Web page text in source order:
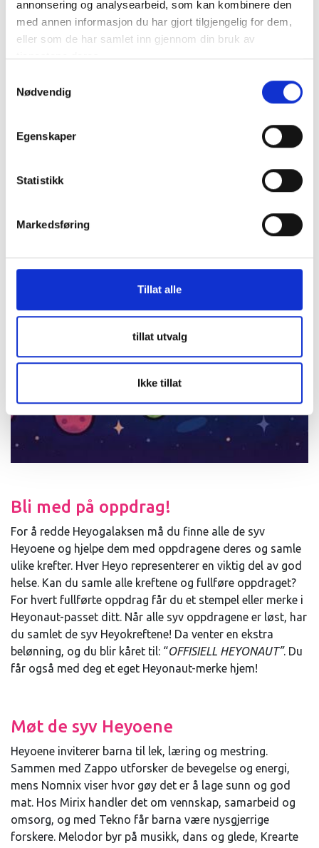
annonsering og analysearbeid, som kan kombinere den
med annen informasjon du har gjort tilgjengelig for dem,
eller som de har samlet inn gjennom din bruk av
tjenestene deres.
Nødvendig
Egenskaper
Statistikk
Markedsføring
Tillat alle
tillat utvalg
Ikke tillat
Bli med på oppdrag!
For å redde Heyogalaksen må du finne alle de syv
Heyoene og hjelpe dem med oppdragene deres og samle
ulike krefter. Hver Heyo representerer en viktig del av god
helse. Kan du samle alle kreftene og fullføre oppdraget?
For hvert fullførte oppdrag får du et stempel eller merke i
Heyonaut-passet ditt. Når alle syv oppdragene er løst, har
du samlet de syv Heyokreftene! Da venter en ekstra
belønning, og du blir kåret til: “OFFISIELL HEYONAUT”. Du
får også med deg et eget Heyonaut-merke hjem!
Møt de syv Heyoene
Heyoene inviterer barna til lek, læring og mestring.
Sammen med Zappo utforsker de bevegelse og energi,
mens Nomnix viser hvor gøy det er å lage sunn og god
mat. Hos Mirix handler det om vennskap, samarbeid og
omsorg, og med Tekno får barna være nysgjerrige
forskere. Melodor byr på musikk, dans og glede, Krearte